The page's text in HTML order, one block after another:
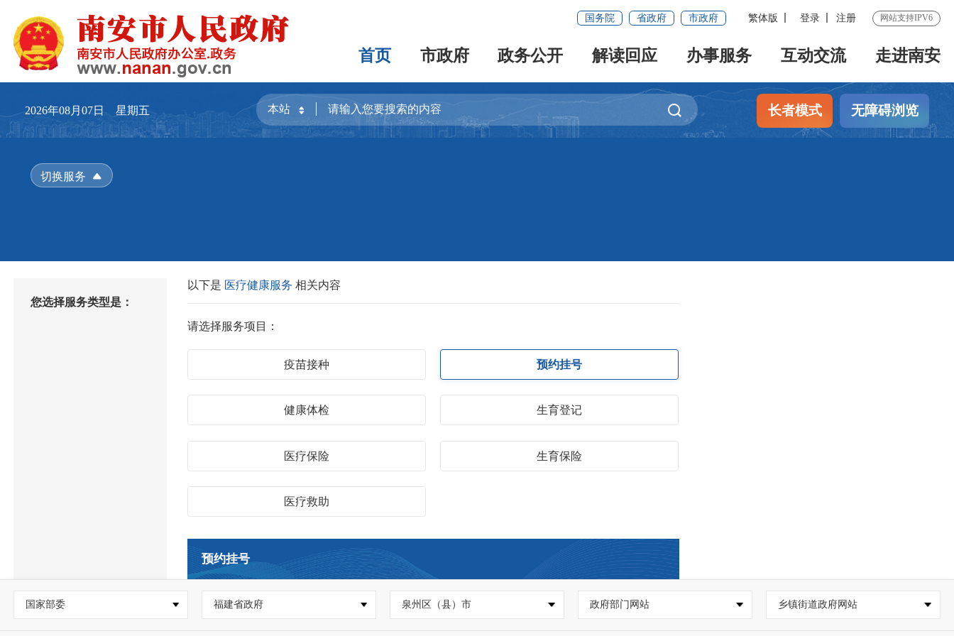
国务院 省政府 市政府 繁体版 登录 注册 网站支持IPV6
首页 市政府 政务公开 解读回应 办事服务 互动交流 走进南安
2026年08月07日 星期五 长者模式 无障碍浏览
切换服务
您选择服务类型是：
以下是 医疗健康服务相关内容
请选择服务项目：
疫苗接种 预约挂号
健康体检 生育登记
医疗保险 生育保险
医疗救助
预约挂号
国家部委 福建省政府 泉州区（县）市 政府部门网站 乡镇街道政府网站